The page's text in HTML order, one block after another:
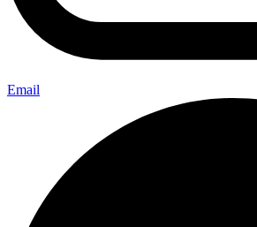
Email